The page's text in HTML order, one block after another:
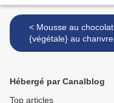
< Mousse au chocolat
{végétale} au chanvre
Hébergé par Canalblog
Top articles